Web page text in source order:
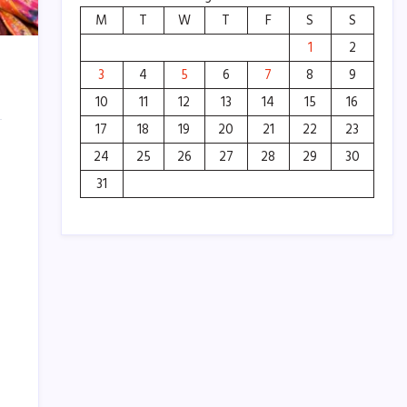
M
T W T F S
S
1
2
3
4 5 6 7 8
9
10
11 12 13 14 15
16
17
18 19 20 21 22
23
24
25 26 27 28 29
30
31